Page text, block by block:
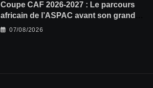
Coupe CAF 2026-2027 : Le parcours
africain de l’ASPAC avant son grand
retour
07/08/2026